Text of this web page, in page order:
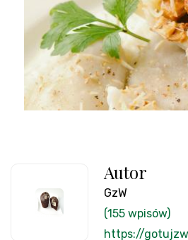
Autor
GzW
(155 wpisów)
https://